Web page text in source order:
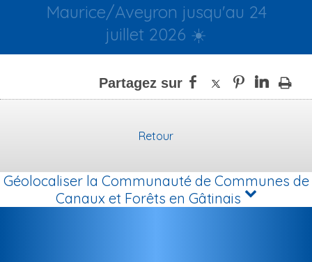
Maurice/Aveyron jusqu'au 24
juillet 2026 ☀️
Retour
Géolocaliser la Communauté de Communes de
Canaux et Forêts en Gâtinais